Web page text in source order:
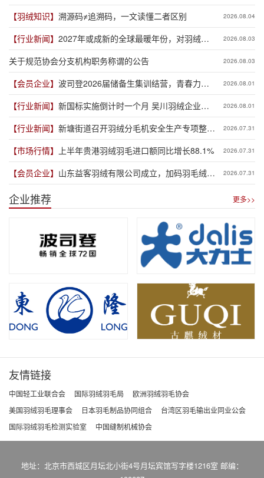
【羽绒知识】 溯源码≠追溯码，一文读懂二者区别 2026.08.04
【行业新闻】 2027年或成新的全球最暖年份，对羽绒产
业有何影响？
2026.08.03
关于规范协会分支机构职务称谓的公告 2026.08.03
【会员企业】 波司登2026届储备生集训结营，青春力量
赋能品牌新程
2026.08.01
【行业新闻】 新国标实施倒计时一个月 吴川羽绒企业集
体“抢跑”新规
2026.08.01
【行业新闻】 新塘街道召开羽绒分毛机安全生产专项整治
推进会
2026.07.31
【市场行情】 上半年贵港羽绒羽毛进口额同比增长88.1% 2026.07.31
【会员企业】 山东益客羽绒有限公司成立，加码羽毛绒制
品全产业链布局
2026.07.31
企业推荐 更多>>
友情链接
中国轻工业联合会 国际羽绒羽毛局
欧洲羽绒羽毛协会
美国羽绒羽毛理事会
日本羽毛制品协同组合
台湾区羽毛输出业同业公会
国际羽绒羽毛检测实验室
中国缝制机械协会
地址：北京市西城区月坛北小街4号月坛宾馆写字楼1216室 邮编：